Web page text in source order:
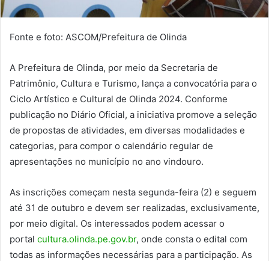
Fonte e foto: ASCOM/Prefeitura de Olinda
A Prefeitura de Olinda, por meio da Secretaria de
Patrimônio, Cultura e Turismo, lança a convocatória para o
Ciclo Artístico e Cultural de Olinda 2024. Conforme
publicação no Diário Oficial, a iniciativa promove a seleção
de propostas de atividades, em diversas modalidades e
categorias, para compor o calendário regular de
apresentações no município no ano vindouro.
As inscrições começam nesta segunda-feira (2) e seguem
até 31 de outubro e devem ser realizadas, exclusivamente,
por meio digital. Os interessados podem acessar o
portal cultura.olinda.pe.gov.br, onde consta o edital com
todas as informações necessárias para a participação. As